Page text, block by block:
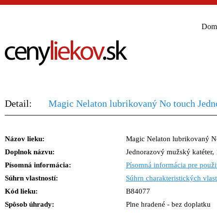
Detail: Magic Nelaton lubrikovaný No touch
Názov lieku:
Magic Nelaton lubrikovaný
Doplnok názvu:
Jednorazový mužský
Písomná informácia:
Písomná informácia pre
Súhrn vlastností:
Súhrn charakteristických
Kód lieku:
B84077
Spôsob úhrady:
Plne hradené - bez doplatku